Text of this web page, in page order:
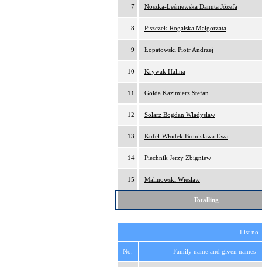
7 Noszka-Leśniewska Danuta Józefa
8 Piszczek-Rogalska Małgorzata
9 Łopatowski Piotr Andrzej
10 Krywak Halina
11 Gołda Kazimierz Stefan
12 Solarz Bogdan Władysław
13 Kufel-Włodek Bronisława Ewa
14 Piechnik Jerzy Zbigniew
15 Malinowski Wiesław
Totalling
List
No. Family name and given names